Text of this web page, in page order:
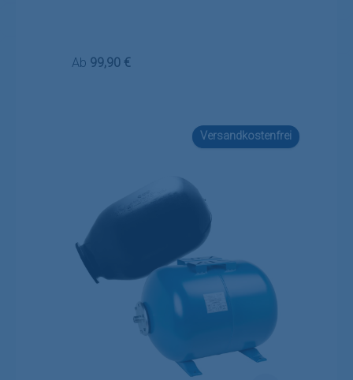
Regulärer Preis:
Ab 99,90 €
Versandkostenfrei